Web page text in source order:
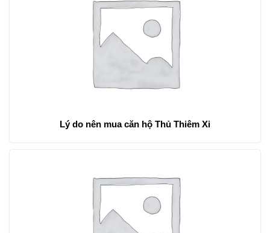
Lý do nên mua căn hộ Thủ Thiêm Xi